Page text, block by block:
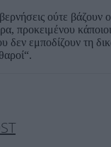
ούτε
προκειμένου
δεν εμποδίζουν τη